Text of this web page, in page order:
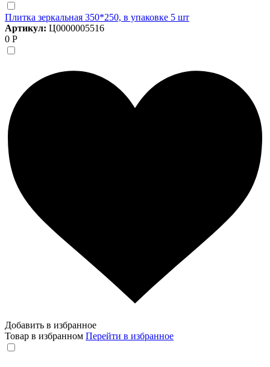
Плитка зеркальная 350*250, в упаковке 5 шт
Артикул: Ц0000005516
0 Р
Добавить в избранное
Товар в избранном Перейти в избранное